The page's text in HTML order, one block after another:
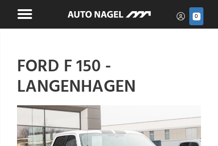
0
FORD F 150 -
LANGENHAGEN